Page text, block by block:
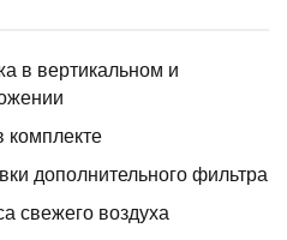
в вертикальном и
комплекте
дополнительного фильтра
свежего воздуха